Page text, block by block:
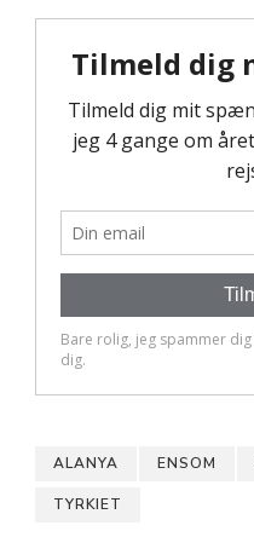
ALANYA ENSOM
TYRKIET